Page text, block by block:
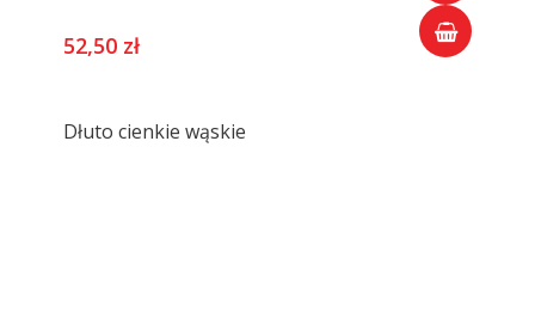
52,50 zł
Dłuto cienkie wąskie